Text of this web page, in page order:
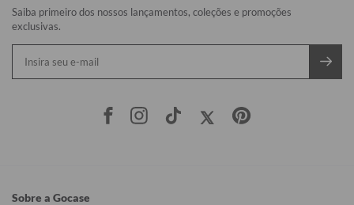
Saiba primeiro dos nossos lançamentos, coleções e promoções
exclusivas.
Sobre a Gocase